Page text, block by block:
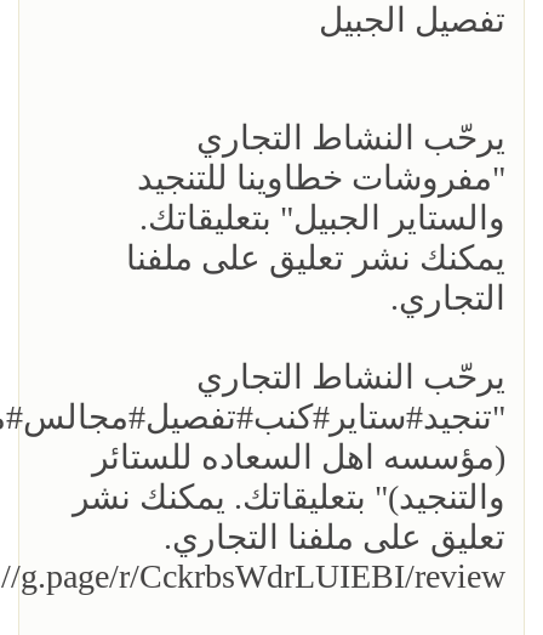
تفصيل الجبيل
يرحّب النشاط التجاري
"مفروشات خطاوينا للتنجيد
والستاير الجبيل" بتعليقاتك.
يمكنك نشر تعليق على ملفنا
التجاري.
يرحّب النشاط التجاري
(مؤسسه اهل السعاده للستائر
والتنجيد)" بتعليقاتك. يمكنك نشر
تعليق على ملفنا التجاري.
g.page/r/CckrbsWdrLUIEBI/review